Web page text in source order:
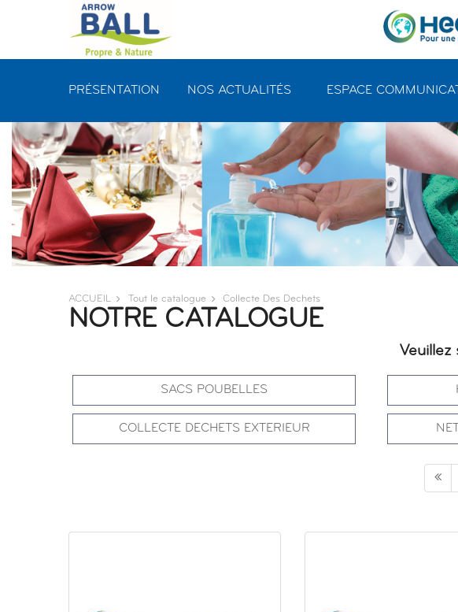
PRÉSENTATION NOS ACTUALITÉS ESPACE
ACCUEIL Tout le catalogue Collecte Des Dechets
NOTRE CATALOGUE
Veuillez
SACS POUBELLES
COLLECTE DECHETS EXTERIEUR
Panneau de gestion des cookies